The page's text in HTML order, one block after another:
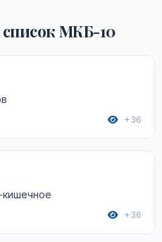
МКБ-10
+36
+36